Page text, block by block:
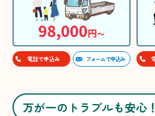
98,000円〜
電話で申込み フォームで申込み
万が一のトラブルも安心！